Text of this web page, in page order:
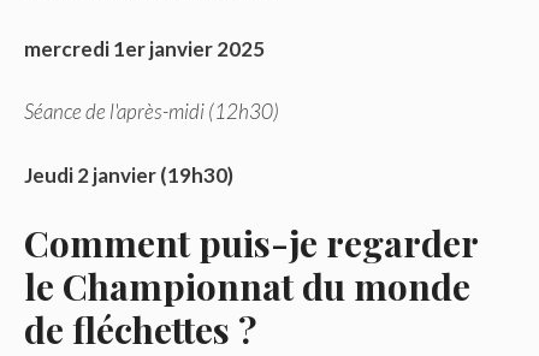
mercredi 1er janvier 2025
Séance de l'après-midi (12h30)
Jeudi 2 janvier (19h30)
Comment puis-je regarder
le Championnat du monde
de fléchettes ?